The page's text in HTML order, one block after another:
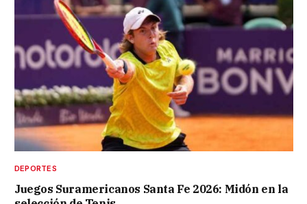
DEPORTES
Juegos Suramericanos Santa Fe 2026: Midón en la